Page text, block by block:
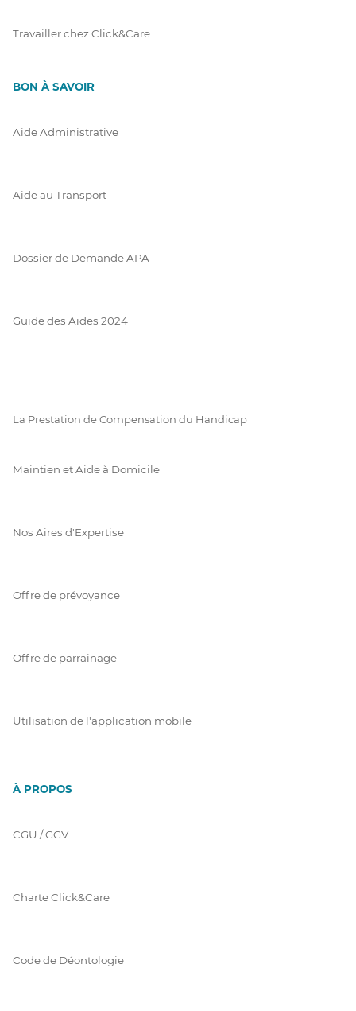
Travailler chez Click&Care
BON À SAVOIR
Aide Administrative
Aide au Transport
Dossier de Demande APA
Guide des Aides 2024
La Prestation de Compensation du Handicap
Maintien et Aide à Domicile
Nos Aires d'Expertise
Offre de prévoyance
Offre de parrainage
Utilisation de l'application mobile
À PROPOS
CGU / GGV
Charte Click&Care
Code de Déontologie